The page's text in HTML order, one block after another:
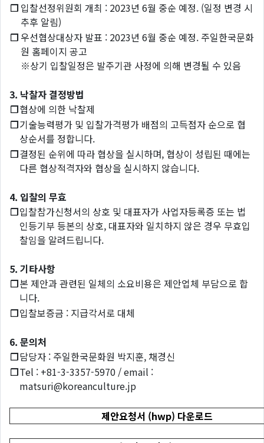
❐ 입찰선정위원회 개최 : 2023년 6월 중순 예정. (일정 변경 시
추후 알림)
❐ 우선협상대상자 발표 : 2023년 6월 중순 예정. 주일한국문화
원 홈페이지 공고
※상기 입찰일정은 발주기관 사정에 의해 변경될 수 있음
3. 낙찰자 결정방법
❐협상에 의한 낙찰제
❐기술능력평가 및 입찰가격평가 배점의 고득점자 순으로 협
상순서를 정합니다.
❐결정된 순위에 따라 협상을 실시하며, 협상이 성립된 때에는
다른 협상적격자와 협상을 실시하지 않습니다.
4. 입찰의 무효
❐입찰참가신청서의 상호 및 대표자가 사업자등록증 또는 법
인등기부 등본의 상호, 대표자와 일치하지 않은 경우 무효입
찰임을 알려드립니다.
5. 기타사항
❐본 제안과 관련된 일체의 소요비용은 제안업체 부담으로 합
니다.
❐입찰보증금 : 지급각서로 대체
6. 문의처
❐담당자 : 주일한국문화원 박지훈, 채경신
❐Tel : +81-3-3357-5970 / email :
matsuri@koreanculture.jp
제안요청서 (hwp) 다운로드